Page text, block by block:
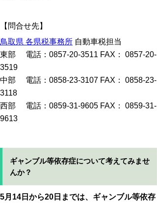
【問合せ先】
鳥取県 各県税事務所 自動車税担当
東部 電話：0857-20-3511 FAX： 0857-20-
3519
中部 電話：0858-23-3107 FAX： 0858-23-
3118
西部 電話：0859-31-9605 FAX： 0859-31-
9613
ギャンブル等依存症について考えてみませ
んか？
5月14日から20日までは、ギャンブル等依存